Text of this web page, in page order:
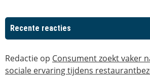
Recente reacties
Redactie op Consument zoekt vaker
sociale ervaring tijdens